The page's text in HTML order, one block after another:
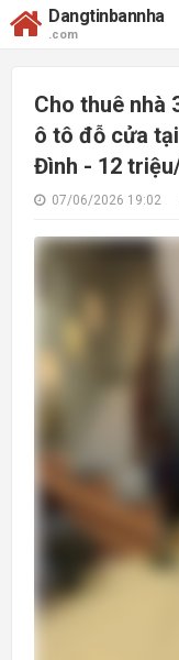
Dangtinbannha
.com
Cho thuê nhà
ô tô đỗ cửa
Đình - 12
07/06/2026 19:02